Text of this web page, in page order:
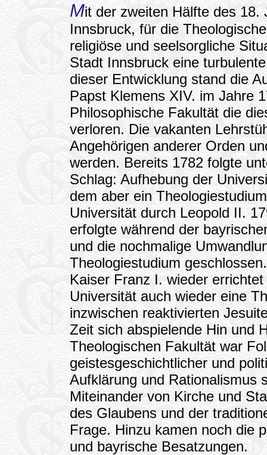
Mit der zweiten Hälfte des 18.
Innsbruck, für die
religiöse und seelsorgliche
Stadt Innsbruck eine
dieser Entwicklung stand die
Papst Klemens XIV. im Jahre
Philosophische Fakultät die
verloren. Die vakanten
Angehörigen anderer Orden
werden. Bereits 1782 folgte
Schlag: Aufhebung der
dem aber ein
Universität durch Leopold II.
erfolgte während der
und die nochmalige
Theologiestudium
Kaiser Franz I. wieder
Universität auch wieder eine
inzwischen reaktivierten
Zeit sich abspielende Hin und
Theologischen Fakultät war
geistesgeschichtlicher und
Aufklärung und Rationalismus
Miteinander von Kirche und
des Glaubens und der
Frage. Hinzu kamen noch die
und bayrische Besatzungen.